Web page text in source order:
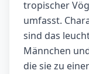
tropischer
umfasst.
sind das
Männchen
die sie zu